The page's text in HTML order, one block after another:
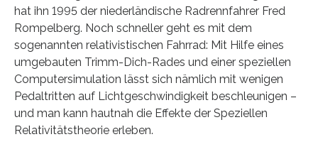
hat ihn 1995 der niederländische Radrennfahrer Fred
Rompelberg. Noch schneller geht es mit dem
sogenannten relativistischen Fahrrad: Mit Hilfe eines
umgebauten Trimm-Dich-Rades und einer speziellen
Computersimulation lässt sich nämlich mit wenigen
Pedaltritten auf Lichtgeschwindigkeit beschleunigen –
und man kann hautnah die Effekte der Speziellen
Relativitätstheorie erleben.